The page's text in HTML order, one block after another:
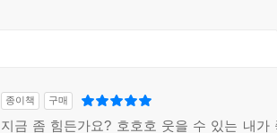
종이책 구매
지금 좀 힘든가요? 호호호 웃을 수 있는 내가